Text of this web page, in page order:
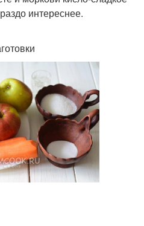
интереснее.